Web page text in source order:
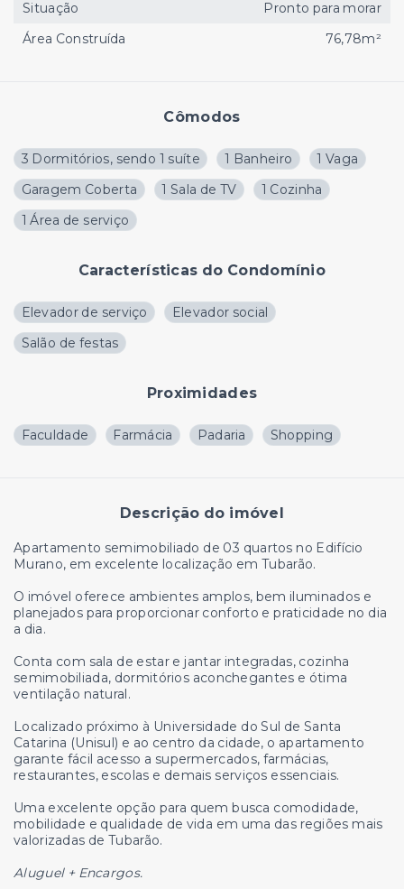
Cômodos
3 Dormitórios, sendo 1 suíte 1 Banheiro
1 Vaga
Garagem Coberta
1 Sala de TV
1 Cozinha
1 Área de serviço
Características do Condomínio
Elevador de serviço
Elevador social
Salão de festas
Proximidades
Faculdade Farmácia Padaria Shopping
Descrição do imóvel
Apartamento semimobiliado de 03 quartos no Edifício
Murano, em excelente localização em Tubarão.
O imóvel oferece ambientes amplos, bem iluminados e
planejados para proporcionar conforto e praticidade no dia
a dia.
Conta com sala de estar e jantar integradas, cozinha
semimobiliada, dormitórios aconchegantes e ótima
ventilação natural.
Localizado próximo à Universidade do Sul de Santa
Catarina (Unisul) e ao centro da cidade, o apartamento
garante fácil acesso a supermercados, farmácias,
restaurantes, escolas e demais serviços essenciais.
Uma excelente opção para quem busca comodidade,
mobilidade e qualidade de vida em uma das regiões mais
valorizadas de Tubarão.
Aluguel + Encargos.
Situação
Pronto para morar
Área Construída
76,78m²